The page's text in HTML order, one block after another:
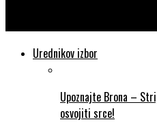
Urednikov izbor
Upoznajte Brona –
osvojiti srce!